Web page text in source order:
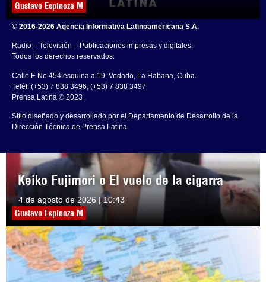
Gustavo Espinoza M
Keiko Fujimori o El vuelo de la cigarra
4 de agosto de 2026 | 10:43
Gustavo Espinoza M
© 2016-2026 Agencia Informativa Latinoamericana S.A.
Radio – Televisión – Publicaciones impresas y digitales.
Todos los derechos reservados.
Calle E No.454 esquina a 19, Vedado, La Habana, Cuba.
Teléf: (+53) 7 838 3496, (+53) 7 838 3497
Prensa Latina © 2023 .
Sitio diseñado y desarrollado por el Departamento de Desarrollo de la
Dirección Técnica de Prensa Latina.